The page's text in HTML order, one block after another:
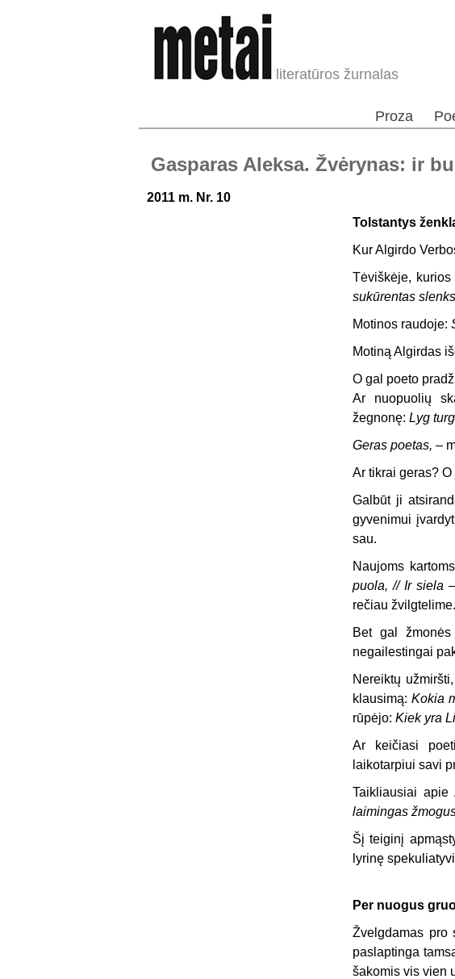
literatūros žurnalas
Proza
Gasparas Aleksa. Žvėrynas: ir
2011 m. Nr. 10
Tolstantys
Kur Algirdo
Tėviškėje,
sukūrentas
Motinos raudoje:
Motiną Algirdas
O gal poeto
Ar nuopuolių
žegnonę: Lyg
Geras poetas, –
Ar tikrai geras?
Galbūt ji
gyvenimui
sau.
Naujoms
puola, // Ir siela
rečiau
Bet gal
negailestingai
Nereiktų
klausimą:Kokia
rūpėjo: Kiek yra
Ar keičiasi
laikotarpiui savi
Taikliausiai apie
laimingas
Šį teiginį
lyrinę
Per nuogus
Žvelgdamas pro
paslaptinga
šakomis vis vien